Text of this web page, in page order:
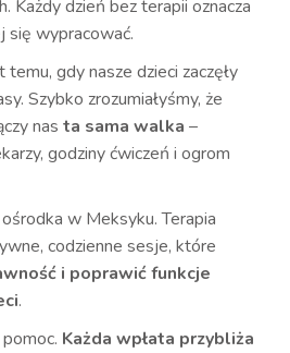
Każdy dzień bez terapii oznacza
się wypracować.
gdy nasze dzieci zaczęły
Szybko zrozumiałyśmy, że
nas ta sama walka –
godziny ćwiczeń i ogrom
w Meksyku. Terapia
codzienne sesje, które
i poprawić funkcje
.
Każda wpłata przybliża